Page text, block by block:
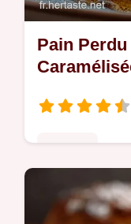
Pain
La recette
pommes